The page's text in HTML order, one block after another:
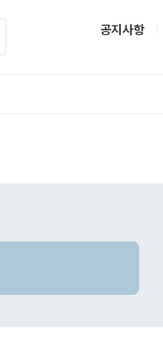
공지사항